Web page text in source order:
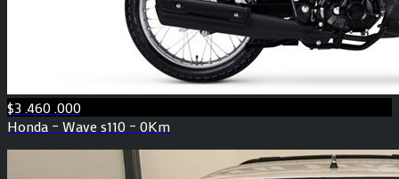
$3 .460 .000
Honda – Wave s110 – 0Km